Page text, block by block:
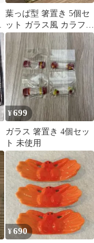
葉っぱ型 箸置き 5個セ
ット ガラス風 カラフル
色違い 透明 美品
¥699
ガラス 箸置き 4個セッ
ト 未使用
¥690